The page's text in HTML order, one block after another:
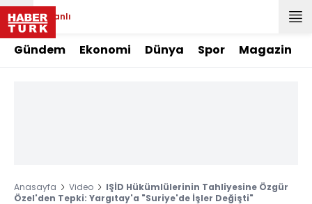
Canlı
Gündem Ekonomi Dünya Spor Magazin
Anasayfa Video
IŞİD Hükümlülerinin Tahliyesine Özgür
Özel'den Tepki: Yargıtay'a "Suriye'de İşler Değişti"